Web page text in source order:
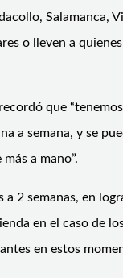
Salamanca,
o lleven a
que
a semana, y se
a mano”.
2 semanas, en
en el caso de
en estos